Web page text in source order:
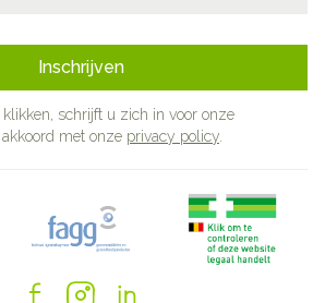
Inschrijven
klikken, schrijft u zich in voor onze
met onze privacy policy